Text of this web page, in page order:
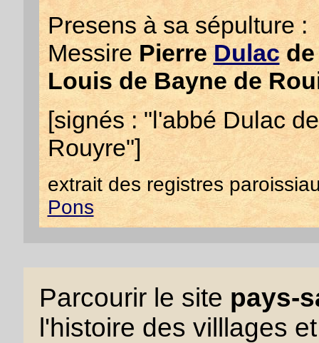
Presens à sa sépulture :
MessirePierreDulac
Louis de Bayne de
[signés : "l'abbé Dulac
Rouyre"]
extrait des registres
Pons
Parcourir le site pays-
l'histoire des villlages